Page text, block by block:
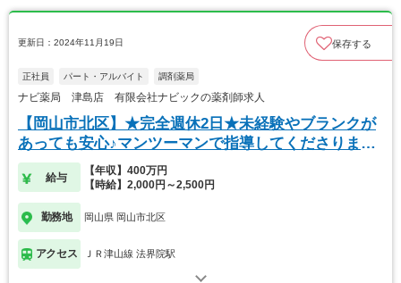
更新日：2024年11月19日 保存する
正社員 パート・アルバイト 調剤薬局
ナビ薬局 津島店 有限会社ナビックの薬剤師求人
【岡山市北区】★完全週休2日★未経験やブランクが
あっても安心♪マンツーマンで指導してくださりま
す！
給与
【年収】400万円
【時給】2,000円～2,500円
勤務地 岡山県 岡山市北区
アクセス ＪＲ津山線 法界院駅